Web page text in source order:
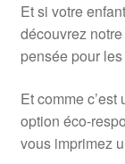
Et si votre
découvrez notre
pensée pour
Et comme
option éco-
vous imprimez